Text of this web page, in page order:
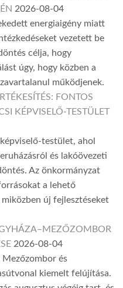
2026-08-04
energiaigény miatt
vezetett be
célja, hogy
úgy, hogy közben a
működjenek.
FONTOS
KÉPVISELŐ-TESTÜLET
testület, ahol
és lakóövezeti
Az önkormányzat
a lehető
új fejlesztéseket
2026-08-04
és
kiemelt felújítása.